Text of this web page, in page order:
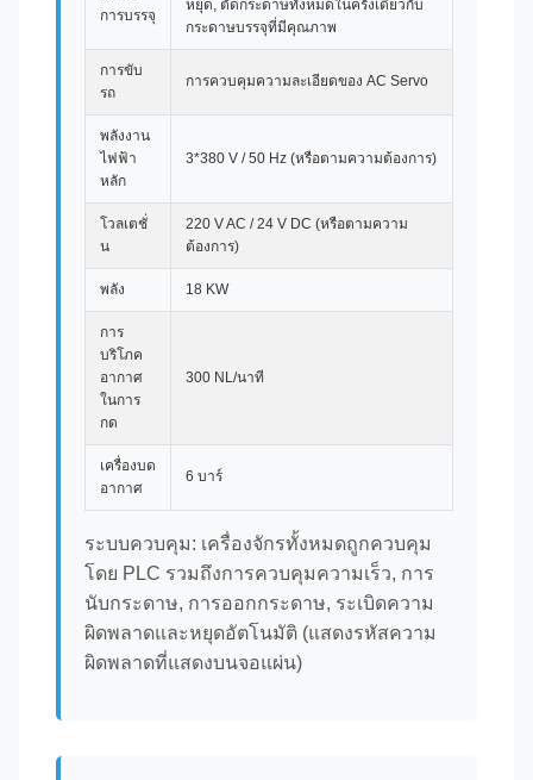
การบรรจุ
หยุด, ตัดกระดาษทั้งหมดในครั้งเดียวกับ
กระดาษบรรจุที่มีคุณภาพ
การขับ
รถ
การควบคุมความละเอียดของ AC Servo
พลังงาน
ไฟฟ้า
หลัก
3*380 V / 50 Hz (หรือตามความต้องการ)
โวลเตชั่
น
220 V AC / 24 V DC (หรือตามความ
ต้องการ)
พลัง 18 KW
การ
บริโภค
อากาศ
ในการ
กด
300 NL/นาที
เครื่องบด
อากาศ
6 บาร์
ระบบควบคุม: เครื่องจักรทั้งหมดถูกควบคุม
โดย PLC รวมถึงการควบคุมความเร็ว, การ
นับกระดาษ, การออกกระดาษ, ระเบิดความ
ผิดพลาดและหยุดอัตโนมัติ (แสดงรหัสความ
ผิดพลาดที่แสดงบนจอแผ่น)